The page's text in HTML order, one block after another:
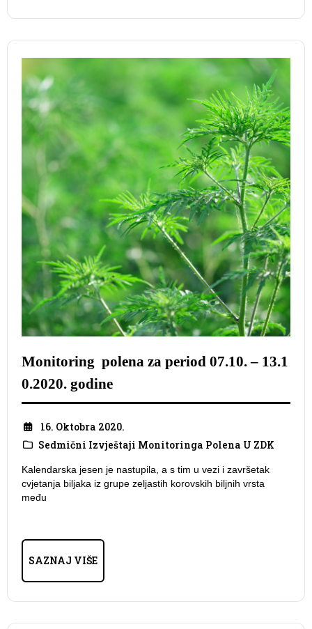
Monitoring polena za period 07.10. – 13.1
0.2020. godine
16. Oktobra 2020.
Sedmični Izvještaji Monitoringa Polena U ZDK
Kalendarska jesen je nastupila, a s tim u vezi i završetak
cvjetanja biljaka iz grupe zeljastih korovskih biljnih vrsta
među
SAZNAJ VIŠE